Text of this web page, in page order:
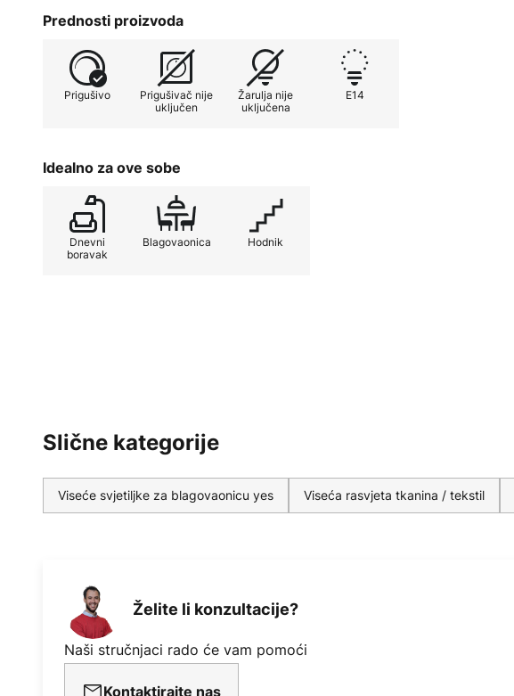
elegantan ambijent.
Prednosti proizvoda
Prigušivo
Prigušivač nije
uključen
Žarulja nije
uključena
E14
Idealno za ove sobe
Dnevni
boravak
Blagovaonica Hodnik
Slične kategorije
Viseće svjetiljke za blagovaonicu yes Viseća rasvjeta tkanina / tekstil
Želite li konzultacije?
Naši stručnjaci rado će vam pomoći
Kontaktirajte nas